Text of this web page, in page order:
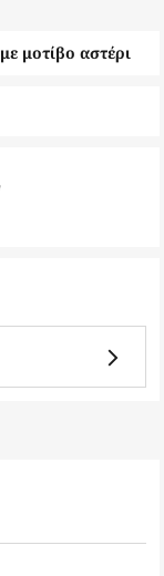
μοτίβο αστέρι